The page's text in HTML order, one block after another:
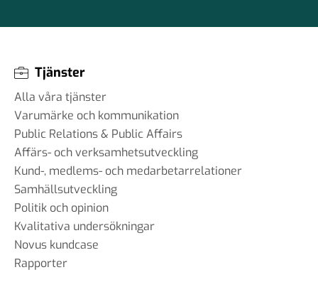
Tjänster
Alla våra tjänster
Varumärke och kommunikation
Public Relations & Public Affairs
Affärs- och verksamhetsutveckling
Kund-, medlems- och medarbetarrelationer
Samhällsutveckling
Politik och opinion
Kvalitativa undersökningar
Novus kundcase
Rapporter